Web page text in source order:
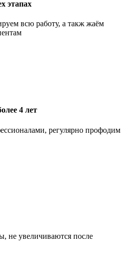
этапах
всю работу, а такж жаём
4 лет
регулярно профодим
не увеличиваются после